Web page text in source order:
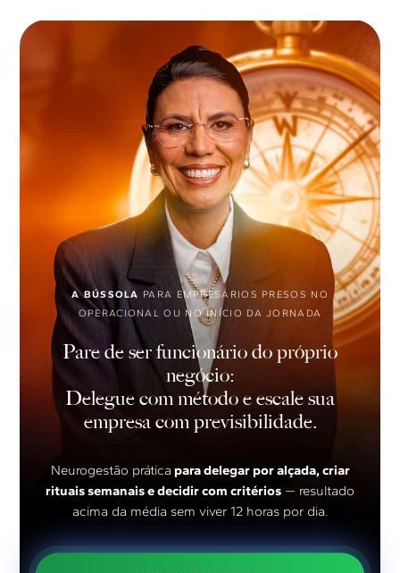
A BÚSSOLA PARA EMPRESÁRIOS PRESOS NO
OPERACIONAL OU NO INÍCIO DA JORNADA
Pare de ser funcionário do próprio
negócio:
Delegue com método e escale sua
empresa com previsibilidade.
Neurogestão prática para delegar por alçada, criar
rituais semanais e decidir com critérios — resultado
acima da média sem viver 12 horas por dia.